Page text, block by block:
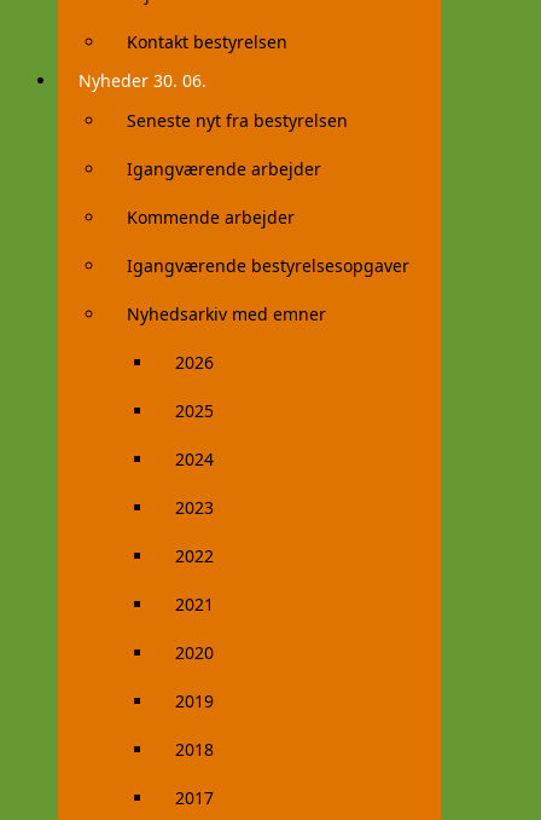
Kontakt bestyrelsen
Nyheder 30. 06.
Seneste nyt fra bestyrelsen
Igangværende arbejder
Kommende arbejder
Igangværende bestyrelsesopgaver
Nyhedsarkiv med emner
2026
2025
2024
2023
2022
2021
2020
2019
2018
2017